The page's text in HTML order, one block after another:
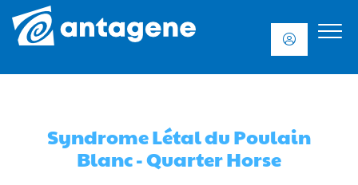
Syndrome Létal du Poulain
Blanc - Quarter Horse